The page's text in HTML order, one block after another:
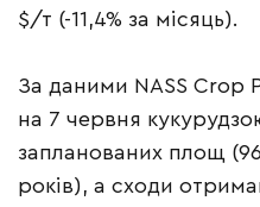
$/т (-11,4% за місяць).
За даними NASS Crop
на 7 червня
запланованих площ
років), а сходи